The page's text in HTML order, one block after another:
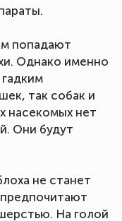
попадают
Однако именно
так собак и
насекомых нет
Они будут
не станет
На голой